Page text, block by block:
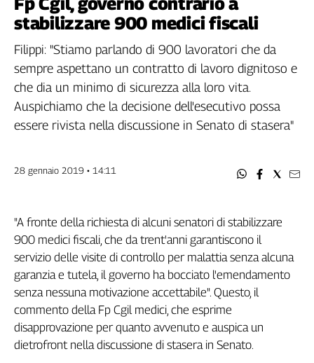
Filcams
Filctem
Fillea
Fiom
Fisac
Nidil
Inca
Caaf
Speciali
G8
di
Genova,
il
stabilizzare 900 medici fiscali
Filippi: "Stiamo parlando di 900 lavoratori che da
sempre aspettano un contratto di lavoro dignitoso e
che dia un minimo di sicurezza alla loro vita.
Auspichiamo che la decisione dell'esecutivo possa
essere rivista nella discussione in Senato di stasera"
28 gennaio 2019 • 14:11
"A fronte della richiesta di alcuni senatori di stabilizzare
900 medici fiscali, che da trent'anni garantiscono il
servizio delle visite di controllo per malattia senza alcuna
garanzia e tutela, il governo ha bocciato l'emendamento
senza nessuna motivazione accettabile". Questo, il
commento della Fp Cgil medici, che esprime
disapprovazione per quanto avvenuto e auspica un
dietrofront nella discussione di stasera in Senato.